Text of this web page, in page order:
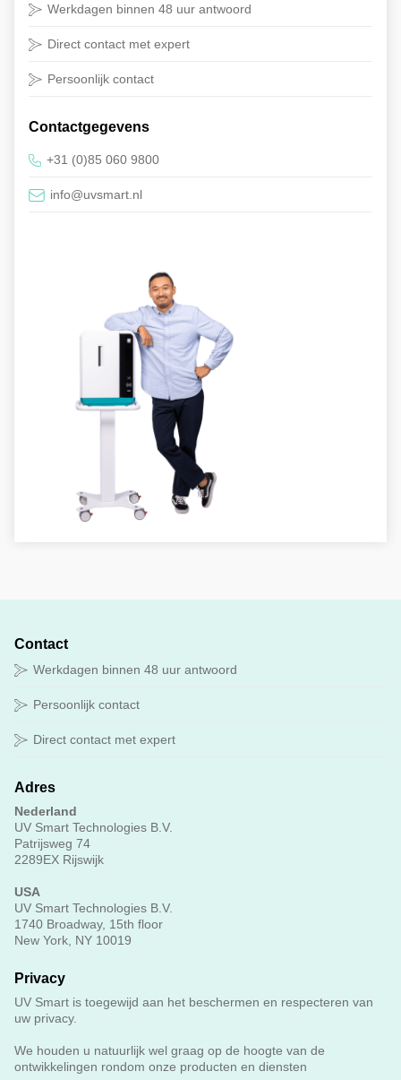
Werkdagen binnen 48 uur antwoord
Direct contact met expert
Persoonlijk contact
Contactgegevens
+31 (0)85 060 9800
info@uvsmart.nl
Contact
Werkdagen binnen 48 uur antwoord
Persoonlijk contact
Direct contact met expert
Adres
Nederland
UV Smart Technologies B.V.
Patrijsweg 74
2289EX Rijswijk
USA
UV Smart Technologies B.V.
1740 Broadway, 15th floor
New York, NY 10019
Privacy
UV Smart is toegewijd aan het beschermen en respecteren van
uw privacy.
We houden u natuurlijk wel graag op de hoogte van de
ontwikkelingen rondom onze producten en diensten